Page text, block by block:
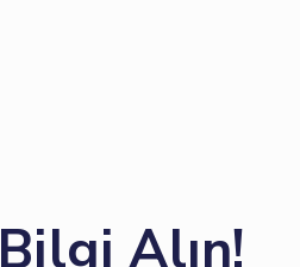
Bilgi Alın!